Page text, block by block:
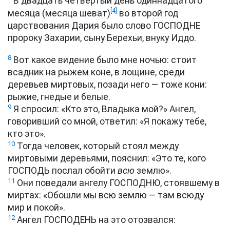
месяца (месяца шеват) [4] во второй год
царствования Дария было слово ГОСПОДНЕ
пророку Захарии, сыну Берехьи, внуку Иддо.
8 Вот какое видение было мне ночью: стоит
всадник на рыжем коне, в лощине, среди
деревьев миртовых, позади него — тоже кони:
рыжие, гнедые и белые.
9 Я спросил: «Кто это, Владыка мой?» Ангел,
говоривший со мной, ответил: «Я покажу тебе,
кто это».
10 Тогда человек, который стоял между
миртовыми деревьями, пояснил: «Это те, кого
ГОСПОДЬ послал обойти всю землю».
11 Они поведали ангелу ГОСПОДНЮ, стоявшему в
миртах: «Обошли мы всю землю — там всюду
мир и покой».
12Ангел ГОСПОДЕНЬ на это отозвался: